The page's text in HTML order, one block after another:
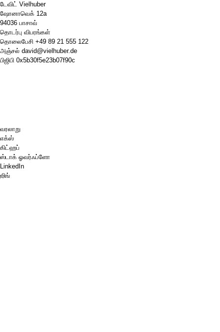
டேவிட் Vielhuber
ஷோனாவெக் 12a
94036 பாசாவ்
தொடர்பு விபரங்கள்
தொலைபேசி +49 89 21 555 122
அஞ்சல் david@vielhuber.de
பிஜிபி 0x5b30f5e23b07f90c
வரலாறு
எக்ஸ்
கிட்ஹப்
ஸ்டாக் ஓவர்ஃப்ளோ
LinkedIn
ஜிங்